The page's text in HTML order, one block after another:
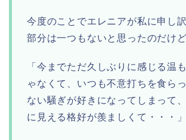
今度のことでエレニアが私に申し
部分は一つもないと思ったのだけど
「今までただ久しぶりに感じる温
ゃなくて、いつも不意打ちを食ら
ない騒ぎが好きになってしまって
に見える格好が羨ましくて・・・」